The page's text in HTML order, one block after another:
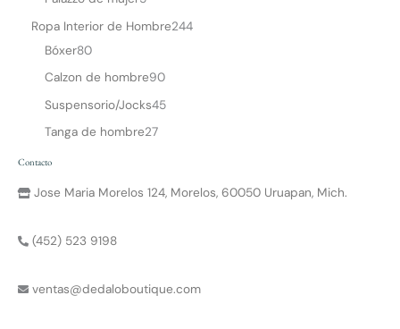
Ropa Interior de Hombre244
Bóxer80
Calzon de hombre90
Suspensorio/Jocks45
Tanga de hombre27
Contacto
Jose Maria Morelos 124, Morelos, 60050 Uruapan, Mich.
(452) 523 9198
ventas@dedaloboutique.com